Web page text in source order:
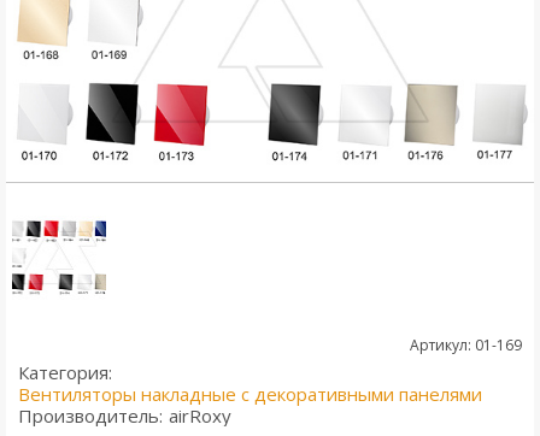
Артикул: 01-169
Категория:
Вентиляторы накладные с декоративными панелями
Производитель: airRoxy